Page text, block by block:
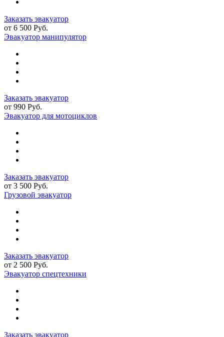
Заказать эвакуатор
от 6 500 Руб.
Эвакуатор манипулятор
Заказать эвакуатор
от 990 Руб.
Эвакуатор для мотоциклов
Заказать эвакуатор
от 3 500 Руб.
Грузовой эвакуатор
Заказать эвакуатор
от 2 500 Руб.
Эвакуатор спецтехники
Заказать эвакуатор